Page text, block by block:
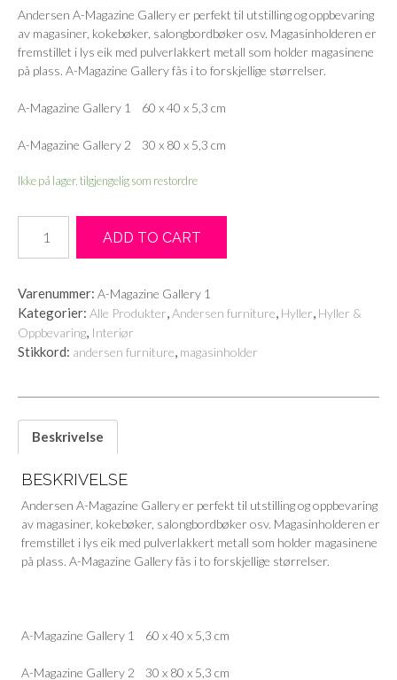
Andersen A-Magazine Gallery er perfekt til utstilling og oppbevaring
av magasiner, kokebøker, salongbordbøker osv. Magasinholderen er
fremstillet i lys eik med pulverlakkert metall som holder magasinene
på plass. A-Magazine Gallery fås i to forskjellige størrelser.
A-Magazine Gallery 1 60 x 40 x 5,3 cm
A-Magazine Gallery 2 30 x 80 x 5,3 cm
Ikke på lager, tilgjengelig som restordre
MAGAZINE
GALLERY
/
TIDSSKRIFTHOLDER
antall
ADD TO CART
Varenummer: A-Magazine Gallery 1
Kategorier: Alle Produkter,Andersen furniture, Hyller, Hyller &
Oppbevaring, Interiør
Stikkord: andersen furniture, magasinholder
Beskrivelse
BESKRIVELSE
Andersen A-Magazine Gallery er perfekt til utstilling og oppbevaring
av magasiner, kokebøker, salongbordbøker osv. Magasinholderen er
fremstillet i lys eik med pulverlakkert metall som holder magasinene
på plass. A-Magazine Gallery fås i to forskjellige størrelser.
A-Magazine Gallery 1 60 x 40 x 5,3 cm
A-Magazine Gallery 2 30 x 80 x 5,3 cm